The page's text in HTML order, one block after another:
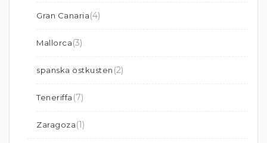
Gran Canaria(4)
Mallorca(3)
spanska östkusten (2)
Teneriffa (7)
Zaragoza(1)